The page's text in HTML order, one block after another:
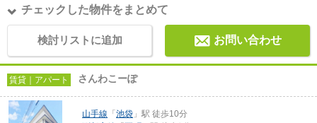
チェックした物件をまとめて
検討リストに追加 お問い合わせ
賃貸｜アパート さんわこーぽ
山手線 「 池袋 」駅 徒歩10分